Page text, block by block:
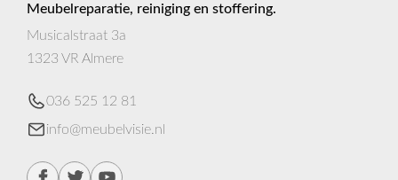
Meubelreparatie, reiniging en stoffering.
Musicalstraat 3a
1323 VR Almere
036 525 12 81
info@meubelvisie.nl